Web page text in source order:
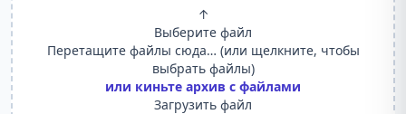
↑
Выберите файл
Перетащите файлы сюда… (или щелкните, чтобы
выбрать файлы)
или киньте архив с файлами
Загрузить файл